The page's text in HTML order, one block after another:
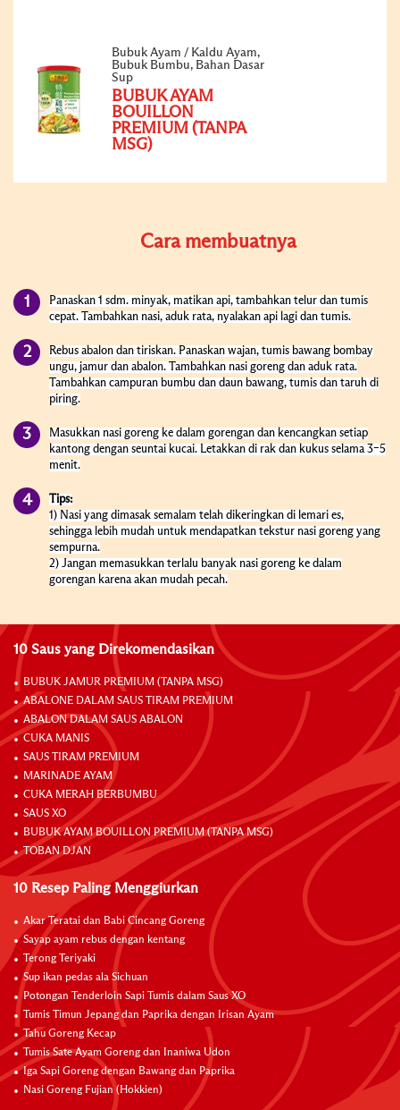
Bubuk Ayam / Kaldu Ayam,
Bubuk Bumbu, Bahan Dasar
Sup
BUBUK AYAM
BOUILLON
PREMIUM (TANPA
MSG)
Cara membuatnya
Panaskan 1 sdm. minyak, matikan api, tambahkan telur dan tumis
cepat. Tambahkan nasi, aduk rata, nyalakan api lagi dan tumis.
Rebus abalon dan tiriskan. Panaskan wajan, tumis bawang bombay
ungu, jamur dan abalon. Tambahkan nasi goreng dan aduk rata.
Tambahkan campuran bumbu dan daun bawang, tumis dan taruh di
piring.
Masukkan nasi goreng ke dalam gorengan dan kencangkan setiap
kantong dengan seuntai kucai. Letakkan di rak dan kukus selama 3–5
menit.
Tips:
1) Nasi yang dimasak semalam telah dikeringkan di lemari es,
sehingga lebih mudah untuk mendapatkan tekstur nasi goreng yang
sempurna.
2) Jangan memasukkan terlalu banyak nasi goreng ke dalam
gorengan karena akan mudah pecah.
10 Saus yang Direkomendasikan
BUBUK JAMUR PREMIUM (TANPA MSG)
ABALONE DALAM SAUS TIRAM PREMIUM
ABALON DALAM SAUS ABALON
CUKA MANIS
SAUS TIRAM PREMIUM
MARINADE AYAM
CUKA MERAH BERBUMBU
SAUS XO
BUBUK AYAM BOUILLON PREMIUM (TANPA MSG)
TOBAN DJAN
10 Resep Paling Menggiurkan
Akar Teratai dan Babi Cincang Goreng
Sayap ayam rebus dengan kentang
Terong Teriyaki
Sup ikan pedas ala Sichuan
Potongan Tenderloin Sapi Tumis dalam Saus XO
Tumis Timun Jepang dan Paprika dengan Irisan Ayam
Tahu Goreng Kecap
Tumis Sate Ayam Goreng dan Inaniwa Udon
Iga Sapi Goreng dengan Bawang dan Paprika
Nasi Goreng Fujian (Hokkien)